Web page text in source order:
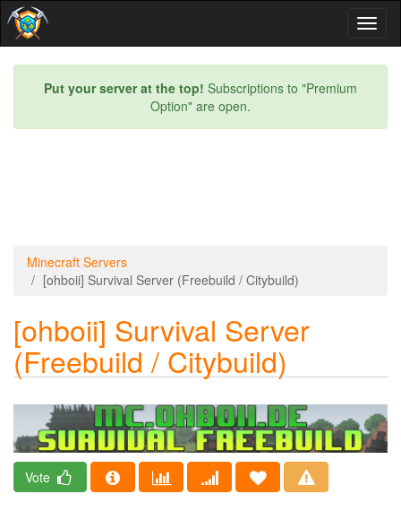
Put your server at the top! Subscriptions to "Premium
Option" are open.
Minecraft Servers
[ohboii] Survival Server (Freebuild / Citybuild)
[ohboii] Survival Server
(Freebuild / Citybuild)
Vote